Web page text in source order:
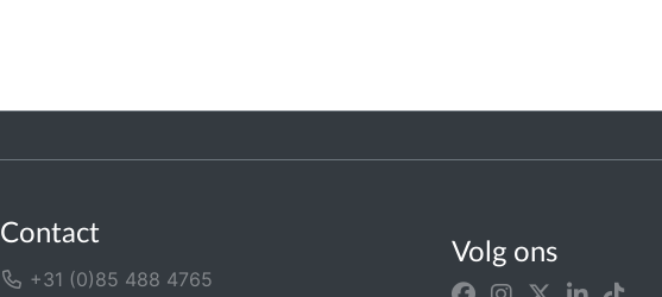
Contact
+31 (0)85 488 4765
Volg ons